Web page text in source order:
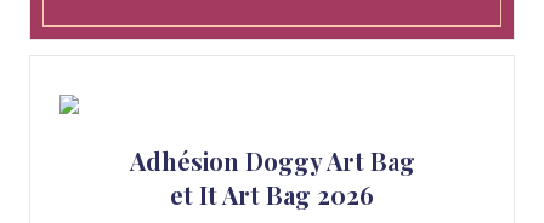
Adhésion Doggy Art Bag
et It Art Bag 2026